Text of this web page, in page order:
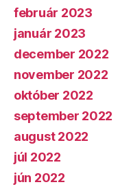
február 2023
január 2023
december 2022
november 2022
október 2022
september 2022
august 2022
júl 2022
jún 2022